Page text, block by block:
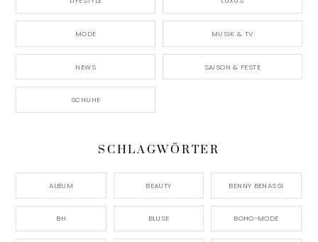
MODE MUSIK & TV
NEWS SAISON & FESTE
SCHUHE
SCHLAGWÖRTER
ALBUM BEAUTY BENNY BENASSI
BH BLUSE BOHO-MODE